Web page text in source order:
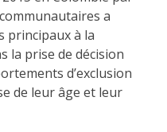
a
principaux à la
la prise de décision
d’exclusion
de leur âge et leur